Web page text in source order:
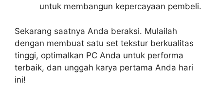
untuk membangun kepercayaan pembeli.
Sekarang saatnya Anda beraksi. Mulailah
dengan membuat satu set tekstur berkualitas
tinggi, optimalkan PC Anda untuk performa
terbaik, dan unggah karya pertama Anda hari
ini!